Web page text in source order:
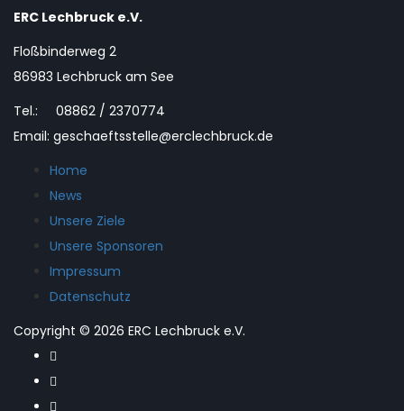
ERC Lechbruck e.V.
Floßbinderweg 2
86983 Lechbruck am See
Tel.: 08862 / 2370774
Email: geschaeftsstelle@erclechbruck.de
Home
News
Unsere Ziele
Unsere Sponsoren
Impressum
Datenschutz
Copyright © 2026 ERC Lechbruck e.V.